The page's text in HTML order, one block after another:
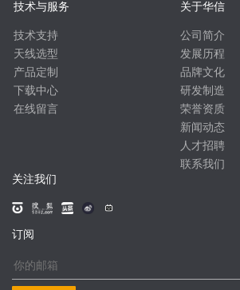
技术与服务
技术支持
天线选型
产品定制
下载中心
在线留言
关于华信
公司简介
发展历程
品牌文化
研发制造
荣誉资质
新闻动态
人才招聘
联系我们
关注我们
订阅